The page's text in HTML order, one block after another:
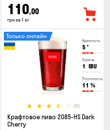
110,00
грн за 1 кг
Крепость
5 °
Горечь
1 IBU
Плотность
11 %
(5)
Только онлайн
Крафтовое пиво 2085-HS Dark
Cherry